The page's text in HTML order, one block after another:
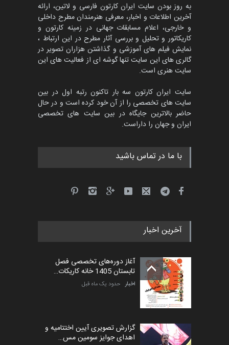
مسابقۀ بین‌المللی کارتون و
کاریکاتور «البغلی…
مهلت 3 ماه دیگر
جشنواره بین‌المللی کارتون
مدارس پرتغال، ۲۰۲۷
مهلت
مهلت
بیست و هشتمین مسابقه
مهلت 4 روز دیگر
به روز بودن سایت ایران کارتون فارسی و لاتین، ارائه
آخرین اطلاعات و اخبار، معرفی هنرمندان مطرح داخلی
و خارجی، اعلام مسابقات جهانی در زمینه کارتون و
کاریکاتور و تحلیل و بررسی آثار مطرح در این ارتباط ،
نمایش فیلم های آموزشی و گذاشتن هزاران تصویر در
گالری های این سایت تنها گوشه ای از فعالیت های این
سایت هنری است.
سایت ایران کارتون سه بار تاکنون رتبه اول در بین
سایت های تخصصی را از آن خود کرده است و در حال
حاضر بالاترین جایگاه در بین سایت های تخصصی
ایران و جهان را داراست.
با ما در تماس باشید
آخرین اخبار
آغاز دوره‌های تخصصی فصل
تابستان 1405 خانه کاریکات…
اخبار حدود یک ماه قبل
گزارش تصویری آیین اختتامیه و
اهدای جوایز سومین مس…